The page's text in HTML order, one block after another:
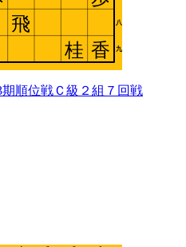
期順位戦Ｃ級２組７回戦